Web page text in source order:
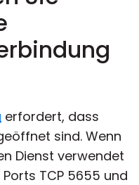
erfordert, dass
sind. Wenn
Dienst verwendet
TCP 5655 und